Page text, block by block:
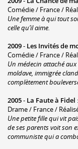
Comédie / France /
Une femme à qui tout
celle qu’il aime.
2009- Les Invités de
Comédie / France /
Un médecin attaché
moldave, immigrée
complètement
2005- La Faute à Fidel
Drame / France /
Une petite fille qui vit
de ses parents voit son
communiste qui a